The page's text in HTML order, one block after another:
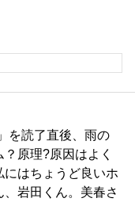
を読了直後、雨の
原理?原因はよく
はちょうど良いホ
岩田くん。美春さ